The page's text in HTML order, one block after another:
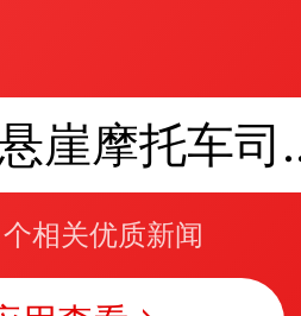
会车时
个相关优质新闻